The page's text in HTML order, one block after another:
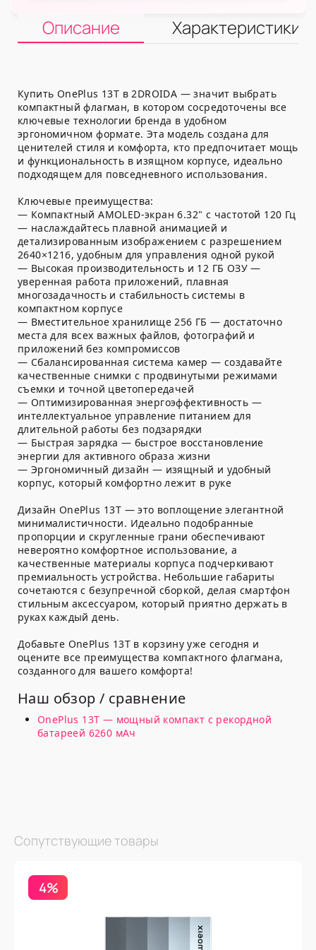
Описание Характеристики
Купить OnePlus 13T в 2DROIDA — значит выбрать
компактный флагман, в котором сосредоточены все
ключевые технологии бренда в удобном
эргономичном формате. Эта модель создана для
ценителей стиля и комфорта, кто предпочитает мощь
и функциональность в изящном корпусе, идеально
подходящем для повседневного использования.
Ключевые преимущества:
— Компактный AMOLED-экран 6.32" с частотой 120 Гц
— наслаждайтесь плавной анимацией и
детализированным изображением с разрешением
2640×1216, удобным для управления одной рукой
— Высокая производительность и 12 ГБ ОЗУ —
уверенная работа приложений, плавная
многозадачность и стабильность системы в
компактном корпусе
— Вместительное хранилище 256 ГБ — достаточно
места для всех важных файлов, фотографий и
приложений без компромиссов
— Сбалансированная система камер — создавайте
качественные снимки с продвинутыми режимами
съемки и точной цветопередачей
— Оптимизированная энергоэффективность —
интеллектуальное управление питанием для
длительной работы без подзарядки
— Быстрая зарядка — быстрое восстановление
энергии для активного образа жизни
— Эргономичный дизайн — изящный и удобный
корпус, который комфортно лежит в руке
Дизайн OnePlus 13T — это воплощение элегантной
минималистичности. Идеально подобранные
пропорции и скругленные грани обеспечивают
невероятно комфортное использование, а
качественные материалы корпуса подчеркивают
премиальность устройства. Небольшие габариты
сочетаются с безупречной сборкой, делая смартфон
стильным аксессуаром, который приятно держать в
руках каждый день.
Добавьте OnePlus 13T в корзину уже сегодня и
оцените все преимущества компактного флагмана,
созданного для вашего комфорта!
Наш обзор / сравнение
OnePlus 13T — мощный компакт с рекордной
батареей 6260 мАч
Сопутствующие товары
4%